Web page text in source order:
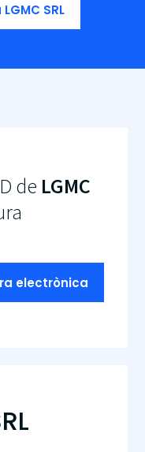
SRL
de LGMC
electrònica